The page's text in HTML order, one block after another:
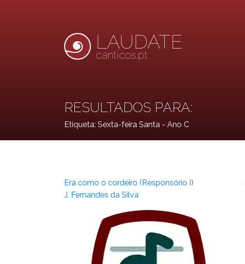
LAUDATE
canticos.pt
RESULTADOS PARA:
Etiqueta: Sexta-feira Santa - Ano C
Era como o cordeiro (Responsório I)
J. Fernandes da Silva